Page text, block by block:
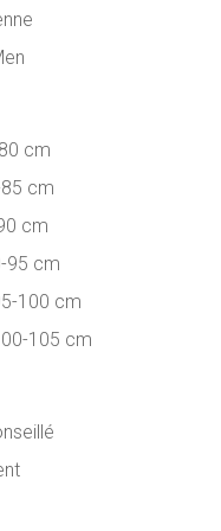
cm
cm
cm
95 cm
100 cm
105 cm